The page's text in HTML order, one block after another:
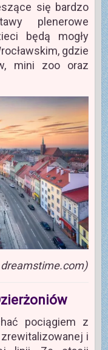
się bardzo
plenerowe
będą mogły
gdzie
mini zoo oraz
pociągiem z
i